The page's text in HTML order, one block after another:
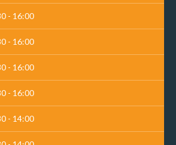
- 16:00
- 16:00
- 16:00
- 16:00
- 14:00